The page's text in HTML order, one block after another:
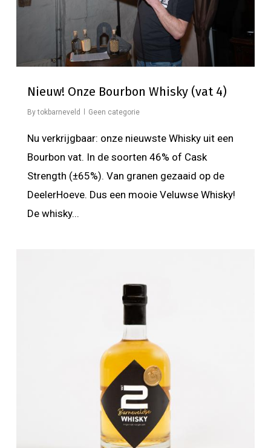
Nieuw! Onze Bourbon Whisky (vat 4)
By tokbarneveld Geen categorie
Nu verkrijgbaar: onze nieuwste Whisky uit een
Bourbon vat. In de soorten 46% of Cask
Strength (±65%). Van granen gezaaid op de
DeelerHoeve. Dus een mooie Veluwse Whisky!
De whisky...